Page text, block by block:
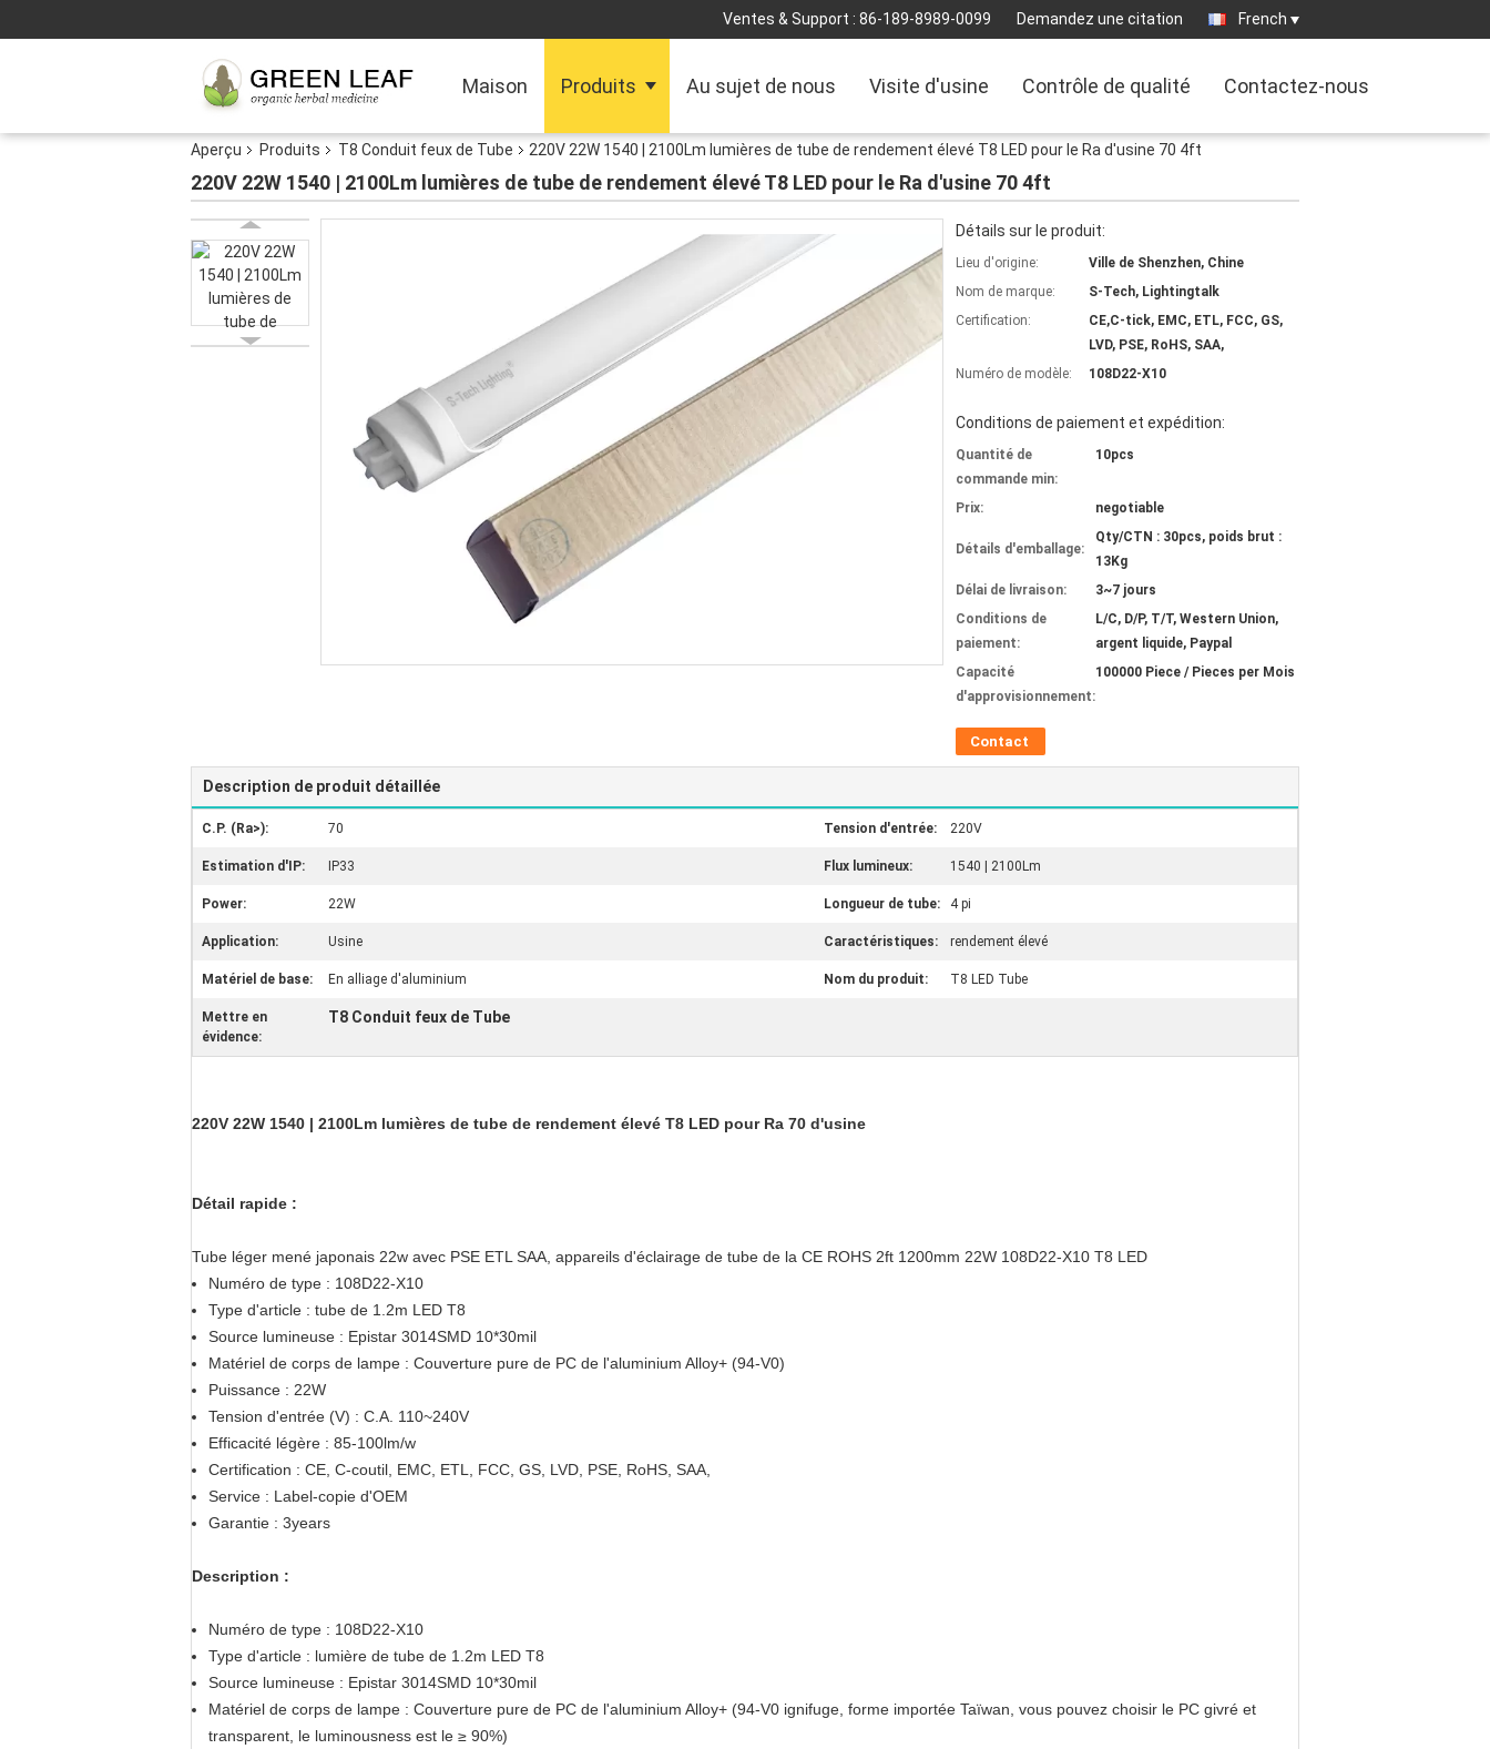
Ventes & Support : 86-189-8989-0099 Demandez une citation French
Maison Produits Au sujet de nous Visite d'usine Contrôle de qualité Contactez-nous
Aperçu Produits T8 Conduit feux de Tube 220V 22W 1540 | 2100Lm lumières de tube de rendement élevé T8 LED pour le Ra d'usine 70 4ft
220V 22W 1540 | 2100Lm lumières de tube de rendement élevé T8 LED pour le Ra d'usine 70 4ft
Détails sur le produit:
Lieu d'origine:
Ville de Shenzhen, Chine
Nom de marque:
S-Tech, Lightingtalk
Certification:
CE,C-tick, EMC, ETL, FCC, GS,
LVD, PSE, RoHS, SAA,
Numéro de modèle:
108D22-X10
Conditions de paiement et expédition:
Quantité de
commande min:
10pcs
Prix: negotiable
Détails d'emballage:
Qty/CTN : 30pcs, poids brut :
13Kg
Délai de livraison:
3~7 jours
Conditions de
paiement:
L/C, D/P, T/T, Western Union,
argent liquide, Paypal
Capacité
d'approvisionnement:
100000 Piece / Pieces per Mois
Contact
Description de produit détaillée
C.P. (Ra>): 70 Tension d'entrée: 220V
Estimation d'IP: IP33 Flux lumineux: 1540 | 2100Lm
Power: 22W Longueur de tube: 4 pi
Application: Usine Caractéristiques: rendement élevé
Matériel de base: En alliage d'aluminium Nom du produit: T8 LED Tube
Mettre en
évidence:
T8 Conduit feux de Tube
220V 22W 1540 | 2100Lm lumières de tube de rendement élevé T8 LED pour Ra 70 d'usine
Détail rapide :
Tube léger mené japonais 22w avec PSE ETL SAA, appareils d'éclairage de tube de la CE ROHS 2ft 1200mm 22W 108D22-X10 T8 LED
Numéro de type : 108D22-X10
Type d'article : tube de 1.2m LED T8
Source lumineuse : Epistar 3014SMD 10*30mil
Matériel de corps de lampe : Couverture pure de PC de l'aluminium Alloy+ (94-V0)
Puissance : 22W
Tension d'entrée (V) : C.A. 110~240V
Efficacité légère : 85-100lm/w
Certification : CE, C-coutil, EMC, ETL, FCC, GS, LVD, PSE, RoHS, SAA,
Service : Label-copie d'OEM
Garantie : 3years
Description :
Numéro de type : 108D22-X10
Type d'article : lumière de tube de 1.2m LED T8
Source lumineuse : Epistar 3014SMD 10*30mil
Matériel de corps de lampe : Couverture pure de PC de l'aluminium Alloy+ (94-V0 ignifuge, forme importée Taïwan, vous pouvez choisir le PC givré et
transparent, le luminousness est le ≥ 90%)